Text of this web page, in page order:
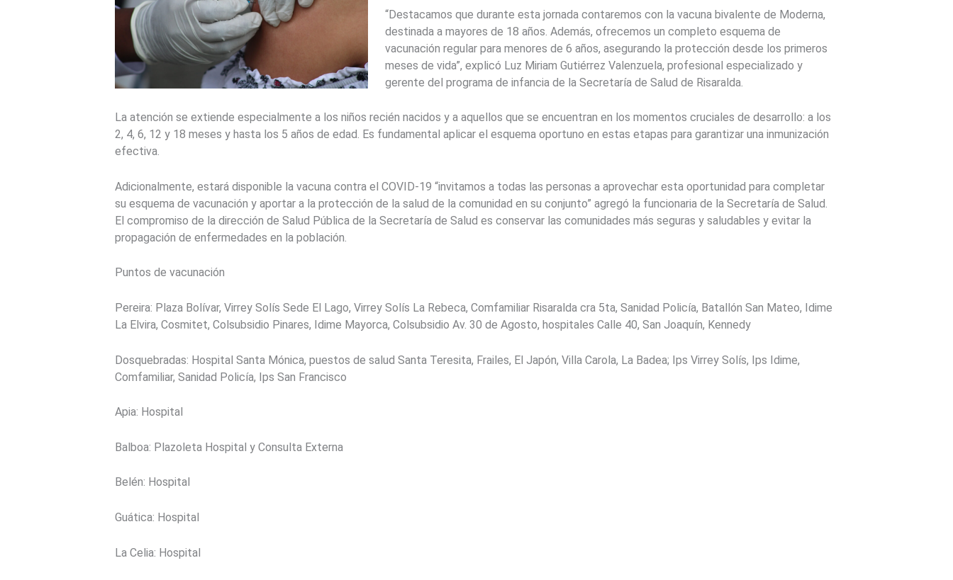
“Destacamos que durante esta jornada contaremos con la vacuna bivalente de Moderna,
destinada a mayores de 18 años. Además, ofrecemos un completo esquema de
vacunación regular para menores de 6 años, asegurando la protección desde los primeros
meses de vida”, explicó Luz Miriam Gutiérrez Valenzuela, profesional especializado y
gerente del programa de infancia de la Secretaría de Salud de Risaralda.
La atención se extiende especialmente a los niños recién nacidos y a aquellos que se encuentran en los momentos cruciales de desarrollo: a los
2, 4, 6, 12 y 18 meses y hasta los 5 años de edad. Es fundamental aplicar el esquema oportuno en estas etapas para garantizar una inmunización
efectiva.
Adicionalmente, estará disponible la vacuna contra el COVID-19 “invitamos a todas las personas a aprovechar esta oportunidad para completar
su esquema de vacunación y aportar a la protección de la salud de la comunidad en su conjunto” agregó la funcionaria de la Secretaría de Salud.
El compromiso de la dirección de Salud Pública de la Secretaría de Salud es conservar las comunidades más seguras y saludables y evitar la
propagación de enfermedades en la población.
Puntos de vacunación
Pereira: Plaza Bolívar, Virrey Solís Sede El Lago, Virrey Solís La Rebeca, Comfamiliar Risaralda cra 5ta, Sanidad Policía, Batallón San Mateo, Idime
La Elvira, Cosmitet, Colsubsidio Pinares, Idime Mayorca, Colsubsidio Av. 30 de Agosto, hospitales Calle 40, San Joaquín, Kennedy
Dosquebradas: Hospital Santa Mónica, puestos de salud Santa Teresita, Frailes, El Japón, Villa Carola, La Badea; Ips Virrey Solís, Ips Idime,
Comfamiliar, Sanidad Policía, Ips San Francisco
Apia: Hospital
Balboa: Plazoleta Hospital y Consulta Externa
Belén: Hospital
Guática: Hospital
La Celia: Hospital